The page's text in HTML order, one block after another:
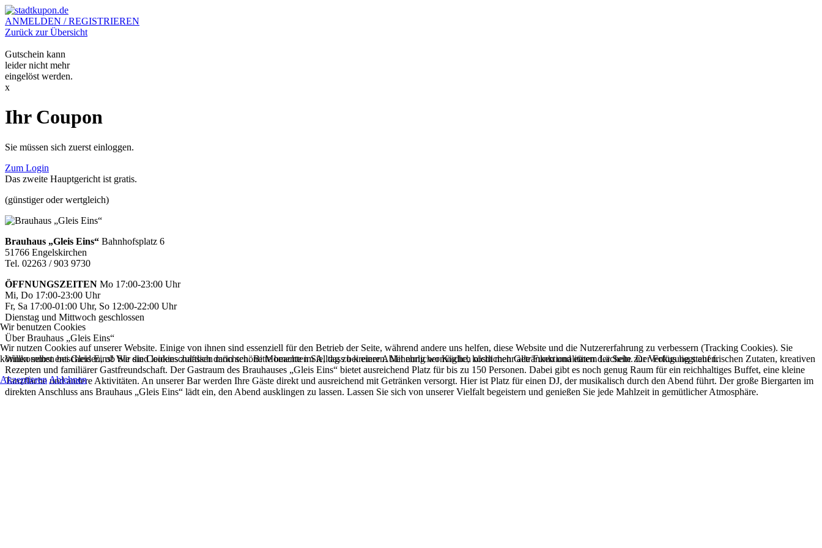
ANMELDEN / REGISTRIEREN
Zurück zur Übersicht
Gutschein kann
leider nicht mehr
eingelöst werden.
x
Ihr Coupon
Sie müssen sich zuerst einloggen.
Zum Login
Das zweite Hauptgericht ist gratis.
(günstiger oder wertgleich)
Brauhaus „Gleis Eins“ Bahnhofsplatz 6
51766 Engelskirchen
Tel. 02263 / 903 9730
ÖFFNUNGSZEITEN Mo 17:00-23:00 Uhr
Mi, Do 17:00-23:00 Uhr
Fr, Sa 17:00-01:00 Uhr, So 12:00-22:00 Uhr
Dienstag und Mittwoch geschlossen
Über Brauhaus „Gleis Eins“
Willkommen bei Gleis Eins! Wir sind leidenschaftlich darin schöne Momente im Alltag zu kreieren. Mit ehrlicher Küche, köstlichen Getränken und einem Lächeln. Der Fokus liegt auf frischen Zutaten, kreativen
Rezepten und familiärer Gastfreundschaft. Der Gastraum des Brauhauses „Gleis Eins“ bietet ausreichend Platz für bis zu 150 Personen. Dabei gibt es noch genug Raum für ein reichhaltiges Buffet, eine kleine
Tanzfläche und andere Aktivitäten. An unserer Bar werden Ihre Gäste direkt und ausreichend mit Getränken versorgt. Hier ist Platz für einen DJ, der musikalisch durch den Abend führt. Der große Biergarten im
direkten Anschluss ans Brauhaus „Gleis Eins“ lädt ein, den Abend ausklingen zu lassen. Lassen Sie sich von unserer Vielfalt begeistern und genießen Sie jede Mahlzeit in gemütlicher Atmosphäre.
Wir benutzen Cookies
Wir nutzen Cookies auf unserer Website. Einige von ihnen sind essenziell für den Betrieb der Seite, während andere uns helfen, diese Website und die Nutzererfahrung zu verbessern (Tracking Cookies). Sie
können selbst entscheiden, ob Sie die Cookies zulassen möchten. Bitte beachten Sie, dass bei einer Ablehnung womöglich nicht mehr alle Funktionalitäten der Seite zur Verfügung stehen.
Akzeptieren Ablehnen